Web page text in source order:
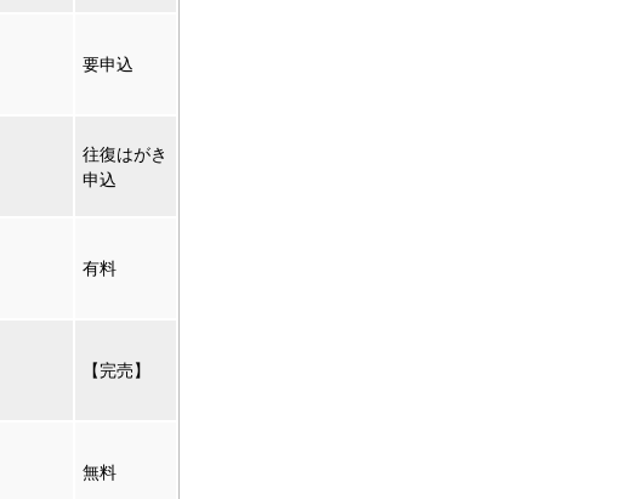
要申込
往復はがき
申込
有料
【完売】
無料